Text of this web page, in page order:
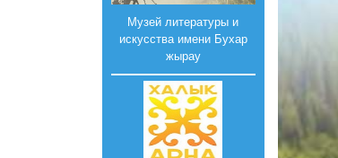
Музей литературы и
искусства имени Бухар
жырау